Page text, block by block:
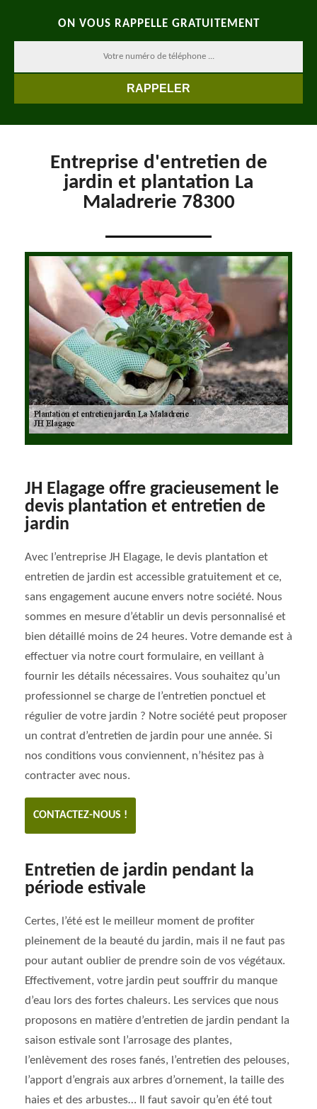
ON VOUS RAPPELLE GRATUITEMENT
Entreprise d'entretien de
jardin et plantation La
Maladrerie 78300
JH Elagage offre gracieusement le
devis plantation et entretien de
jardin
Avec l’entreprise JH Elagage, le devis plantation et
entretien de jardin est accessible gratuitement et ce,
sans engagement aucune envers notre société. Nous
sommes en mesure d’établir un devis personnalisé et
bien détaillé moins de 24 heures. Votre demande est à
effectuer via notre court formulaire, en veillant à
fournir les détails nécessaires. Vous souhaitez qu’un
professionnel se charge de l’entretien ponctuel et
régulier de votre jardin ? Notre société peut proposer
un contrat d’entretien de jardin pour une année. Si
nos conditions vous conviennent, n’hésitez pas à
contracter avec nous.
CONTACTEZ-NOUS !
Entretien de jardin pendant la
période estivale
Certes, l’été est le meilleur moment de profiter
pleinement de la beauté du jardin, mais il ne faut pas
pour autant oublier de prendre soin de vos végétaux.
Effectivement, votre jardin peut souffrir du manque
d’eau lors des fortes chaleurs. Les services que nous
proposons en matière d’entretien de jardin pendant la
saison estivale sont l’arrosage des plantes,
l’enlèvement des roses fanés, l’entretien des pelouses,
l’apport d’engrais aux arbres d’ornement, la taille des
haies et des arbustes… Il faut savoir qu’en été tout